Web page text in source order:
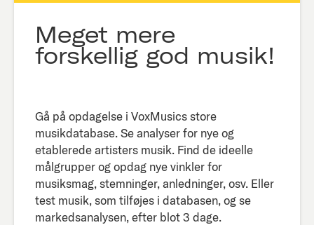
Meget mere
forskellig god musik!
Gå på opdagelse i VoxMusics store
musikdatabase. Se analyser for nye og
etablerede artisters musik. Find de ideelle
målgrupper og opdag nye vinkler for
musiksmag, stemninger, anledninger, osv. Eller
test musik, som tilføjes i databasen, og se
markedsanalysen, efter blot 3 dage.​